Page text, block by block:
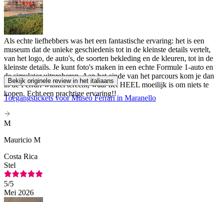
Als echte liefhebbers was het een fantastische ervaring: het is een
museum dat de unieke geschiedenis tot in de kleinste details vertelt,
van het logo, de auto's, de soorten bekleding en de kleuren, tot in de
kleinste details. Je kunt foto's maken in een echte Formule 1-auto en
de simulator uitproberen. Aan het einde van het parcours kom je dan
in de Ferrari-winkel terecht, waar het HEEL moeilijk is om niets te
kopen. Echt een prachtige ervaring!!
Bekijk originele review in het italiaans
Toegangstickets voor Museo Ferrari in Maranello
M
Mauricio M
Costa Rica
Stel
5/5
Mei 2026